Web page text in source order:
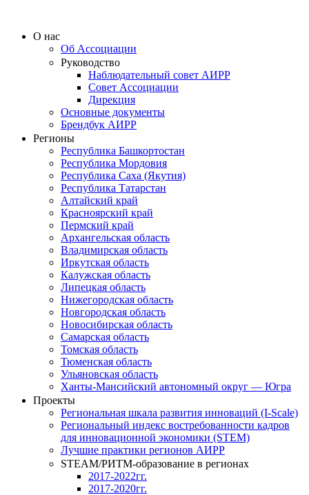
О нас
Об Ассоциации
Руководство
Наблюдательный совет АИРР
Совет Ассоциации
Дирекция
Основные документы
Брендбук АИРР
Регионы
Республика Башкортостан
Республика Мордовия
Республика Саха (Якутия)
Республика Татарстан
Алтайский край
Красноярский край
Пермский край
Архангельская область
Владимирская область
Иркутская область
Калужская область
Липецкая область
Нижегородская область
Новгородская область
Новосибирская область
Самарская область
Томская область
Тюменская область
Ульяновская область
Ханты-Мансийский автономный округ — Югра
Проекты
Региональная шкала развития инноваций (I-Scale)
Региональный индекс востребованности кадров
для инновационной экономики (STEM)
Лучшие практики регионов АИРР
STEAM/РИТМ-образование в регионах
2017-2022гг.
2017-2020гг.